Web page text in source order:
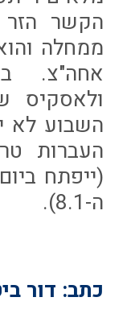
הקשר הזר
ממחלה
אחה"צ.
ולאסקיס
השבוע לא
העברות
(ייפתח
ה-8.1).
כתב: דור